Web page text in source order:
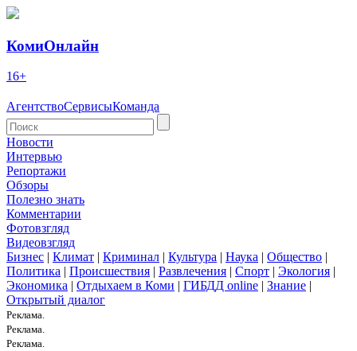
КомиОнлайн
16+
АгентствоСервисыКоманда
Новости
Интервью
Репортажи
Обзоры
Полезно знать
Комментарии
Фотовзгляд
Видеовзгляд
Бизнес | Климат | Криминал | Культура | Наука | Общество |
Политика | Происшествия | Развлечения | Спорт | Экология |
Экономика | Отдыхаем в Коми | ГИБДД online | Знание |
Открытый диалог
Реклама.
Реклама.
Реклама.